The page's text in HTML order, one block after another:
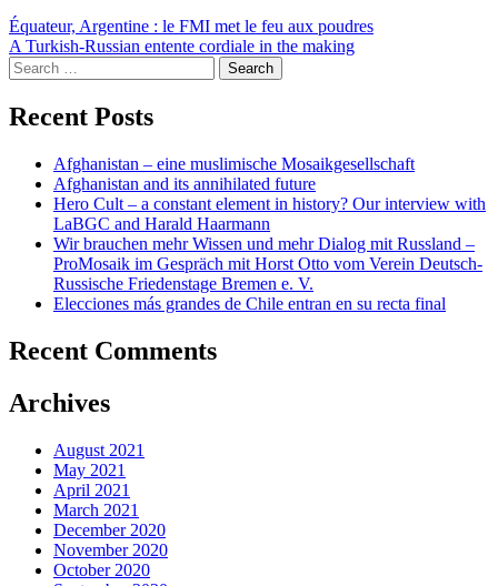
Post
navigation
Équateur, Argentine : le FMI met le feu aux poudres
A Turkish-Russian entente cordiale in the making
Search
for:
Recent Posts
Afghanistan – eine muslimische Mosaikgesellschaft
Afghanistan and its annihilated future
Hero Cult – a constant element in history? Our interview with
LaBGC and Harald Haarmann
Wir brauchen mehr Wissen und mehr Dialog mit Russland –
ProMosaik im Gespräch mit Horst Otto vom Verein Deutsch-
Russische Friedenstage Bremen e. V.
Elecciones más grandes de Chile entran en su recta final
Recent Comments
Archives
August 2021
May 2021
April 2021
March 2021
December 2020
November 2020
October 2020